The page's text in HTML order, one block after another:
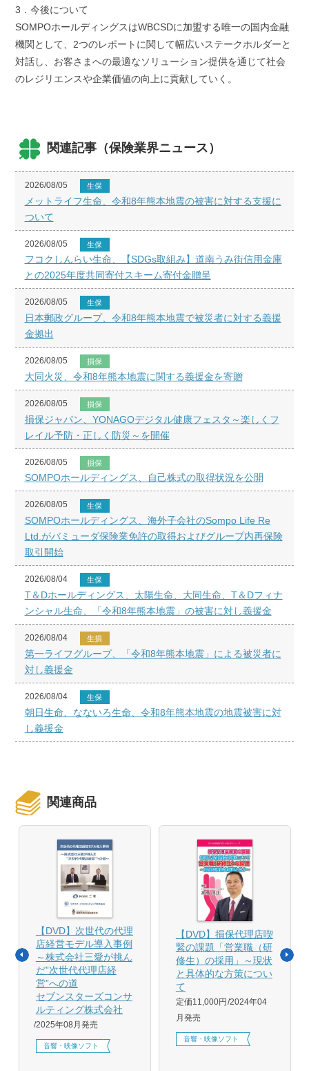
3．今後について
SOMPOホールディングスはWBCSDに加盟する唯一の国内金融
機関として、2つのレポートに関して幅広いステークホルダーと
対話し、お客さまへの最適なソリューション提供を通じて社会
のレジリエンスや企業価値の向上に貢献していく。
関連記事（保険業界ニュース）
2026/08/05 生保
メットライフ生命、令和8年熊本地震の被害に対する支援に
ついて
2026/08/05 生保
フコクしんらい生命、【SDGs取組み】道南うみ街信用金庫
との2025年度共同寄付スキーム寄付金贈呈
2026/08/05 生保
日本郵政グループ、令和8年熊本地震で被災者に対する義援
金拠出
2026/08/05 損保
大同火災、令和8年熊本地震に関する義援金を寄贈
2026/08/05 損保
損保ジャパン、YONAGOデジタル健康フェスタ～楽しくフ
レイル予防・正しく防災～を開催
2026/08/05 損保
SOMPOホールディングス、自己株式の取得状況を公開
2026/08/05 生保
SOMPOホールディングス、海外子会社のSompo Life Re
Ltd.がバミューダ保険業免許の取得およびグループ内再保険
取引開始
2026/08/04 生保
T＆Dホールディングス、太陽生命、大同生命、T＆Dフィナ
ンシャル生命、「令和8年熊本地震」の被害に対し義援金
2026/08/04 生損
第一ライフグループ、「令和8年熊本地震」による被災者に
対し義援金
2026/08/04 生保
朝日生命、なないろ生命、令和8年熊本地震の地震被害に対
し義援金
関連商品
【DVD】次世代の代理
店経営モデル導入事例
～株式会社三愛が挑ん
だ”次世代代理店経
営”への道
セブンスターズコンサ
ルティング株式会社
2025年08月発売
音響・映像ソフト
【DVD】損保代理店喫
緊の課題「営業職（研
修生）の採用」～現状
と具体的な方策につい
て
定価11,000円 2024年04
月発売
音響・映像ソフト